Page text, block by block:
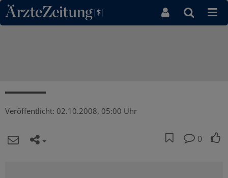
Direkt zum Inhaltsbereich
Veröffentlicht: 02.10.2008, 05:00 Uhr
0